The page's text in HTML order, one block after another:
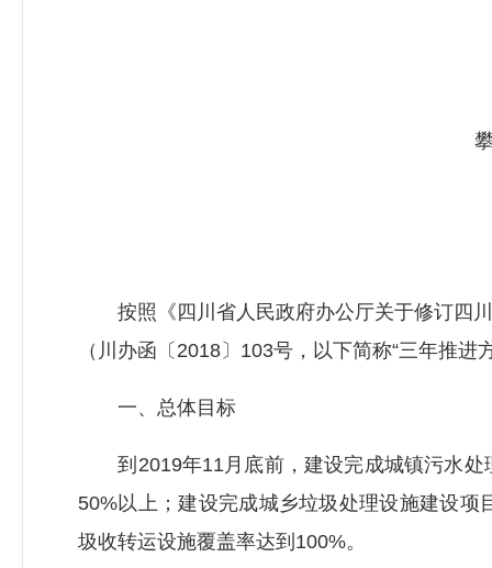
按照《四川省人民政府办公厅关于修订四川
（川办函〔2018〕103号，以下简称“三年推
一、总体目标
到2019年11月底前，建设完成城镇污水处
50%以上；建设完成城乡垃圾处理设施建设
圾收转运设施覆盖率达到100%。